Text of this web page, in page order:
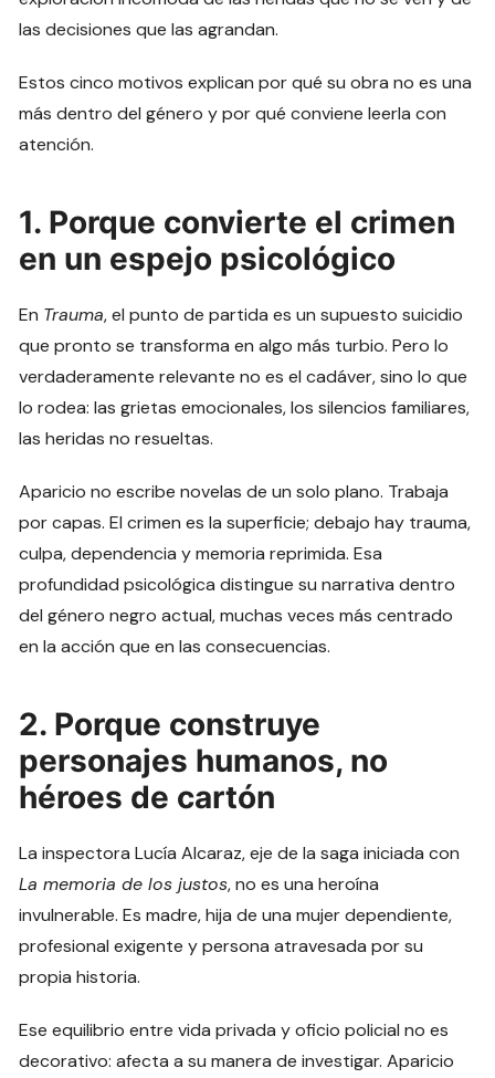
las decisiones que las agrandan.
Estos cinco motivos explican por qué su obra no es una
más dentro del género y por qué conviene leerla con
atención.
1. Porque convierte el crimen
en un espejo psicológico
En Trauma, el punto de partida es un supuesto suicidio
que pronto se transforma en algo más turbio. Pero lo
verdaderamente relevante no es el cadáver, sino lo que
lo rodea: las grietas emocionales, los silencios familiares,
las heridas no resueltas.
Aparicio no escribe novelas de un solo plano. Trabaja
por capas. El crimen es la superficie; debajo hay trauma,
culpa, dependencia y memoria reprimida. Esa
profundidad psicológica distingue su narrativa dentro
del género negro actual, muchas veces más centrado
en la acción que en las consecuencias.
2. Porque construye
personajes humanos, no
héroes de cartón
La inspectora Lucía Alcaraz, eje de la saga iniciada con
La memoria de los justos, no es una heroína
invulnerable. Es madre, hija de una mujer dependiente,
profesional exigente y persona atravesada por su
propia historia.
Ese equilibrio entre vida privada y oficio policial no es
decorativo: afecta a su manera de investigar. Aparicio